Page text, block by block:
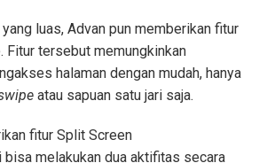
luas, Advan pun memberikan fitur
Fitur tersebut memungkinkan
halaman dengan mudah, hanya
atau sapuan satu jari saja.
fitur Split Screen
bisa melakukan dua aktifitas secara